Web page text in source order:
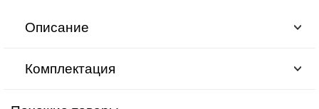
Описание
Комплектация